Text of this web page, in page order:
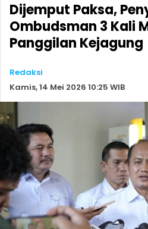
Dijemput Paksa,
Ombudsman 3 Kali
Panggilan Kejagung
Redaksi
Kamis, 14 Mei 2026 10:25 WIB